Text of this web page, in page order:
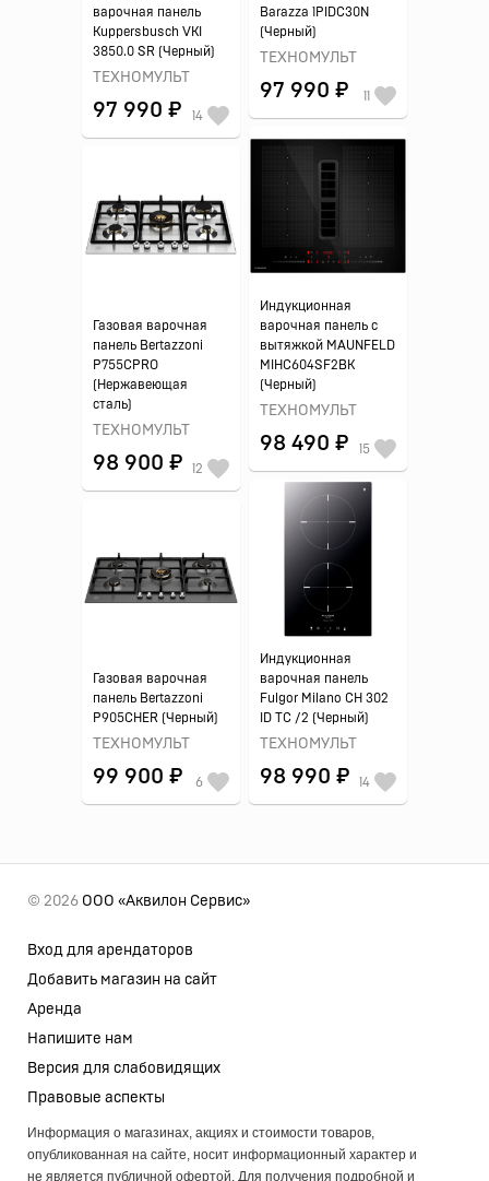
Barazza 1PIDC30N
(Черный)
ТЕХНОМУЛЬТ
97 990 ₽ 11
варочная панель
Kuppersbusch VKI
3850.0 SR (Черный)
ТЕХНОМУЛЬТ
97 990 ₽ 14
Индукционная
варочная панель с
вытяжкой MAUNFELD
MIHC604SF2BK
(Черный)
ТЕХНОМУЛЬТ
98 490 ₽ 15
Газовая варочная
панель Bertazzoni
P755CPRO
(Нержавеющая
сталь)
ТЕХНОМУЛЬТ
98 900 ₽ 12
Индукционная
варочная панель
Fulgor Milano CH 302
ID TC /2 (Черный)
ТЕХНОМУЛЬТ
98 990 ₽ 14
Газовая варочная
панель Bertazzoni
P905CHER (Черный)
ТЕХНОМУЛЬТ
99 900 ₽ 6
© 2026 ООО «Аквилон Сервис»
Вход для арендаторов
Добавить магазин на сайт
Аренда
Напишите нам
Версия для слабовидящих
Правовые аспекты
Информация о магазинах, акциях и стоимости товаров,
опубликованная на сайте, носит информационный характер и
не является публичной офертой. Для получения подробной и